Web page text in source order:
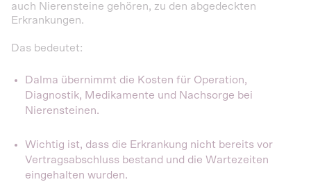
auch Nierensteine gehören, zu den abgedeckten
Erkrankungen.
Das bedeutet:
Dalma übernimmt die Kosten für Operation,
Diagnostik, Medikamente und Nachsorge bei
Nierensteinen.
Wichtig ist, dass die Erkrankung nicht bereits vor
Vertragsabschluss bestand und die Wartezeiten
eingehalten wurden.